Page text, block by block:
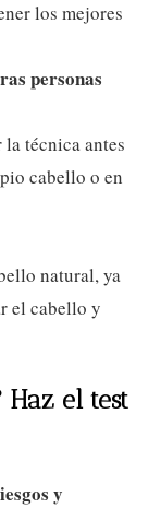
los mejores
personas
técnica antes
cabello o en
natural, ya
el cabello y
Haz el test
y